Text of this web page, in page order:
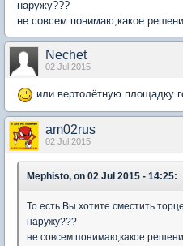
наружу???
не совсем понимаю,какое
Nechet
02 Jul 2015
или вертолётную площадку
am02rus
02 Jul 2015
Mephisto, on 02 Jul 2015 - 14:25:
То есть Вы хотите сместить
наружу???
не совсем понимаю,какое